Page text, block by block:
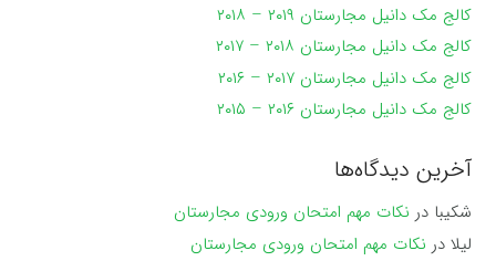
کالج مک دانیل مجارستان ۲۰۱۹ – ۲۰۱۸
کالج مک دانیل مجارستان ۲۰۱۸ – ۲۰۱۷
کالج مک دانیل مجارستان ۲۰۱۷ – ۲۰۱۶
کالج مک دانیل مجارستان ۲۰۱۶ – ۲۰۱۵
آخرین دیدگاه‌ها
شکیبا در نکات مهم امتحان ورودی مجارستان
لیلا در نکات مهم امتحان ورودی مجارستان